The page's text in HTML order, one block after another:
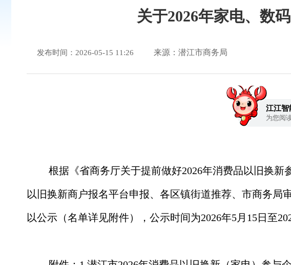
关于2026年家电、数
发布时间：2026-05-15 11:26 来源：潜江市商务局
江江智
为您阅
根据《省商务厅关于提前做好2026年消费品以旧换新
以旧换新商户报名平台申报、各区镇街道推荐、市商务局
以公示（名单详见附件），公示时间为2026年5月 15日至